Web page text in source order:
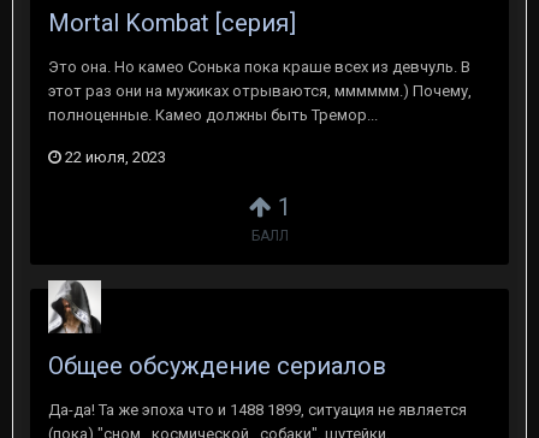
1
БАЛЛ
Mortal Kombat [серия]
Это она. Но камео Сонька пока краше всех из девчуль. В
этот раз они на мужиках отрываются, мммммм.) Почему,
полноценные. Камео должны быть Тремор...
22 июля, 2023
Общее обсуждение сериалов
Да-да! Та же эпоха что и 1488 1899, ситуация не является
(пока) "сном _космической_ собаки", шутейки,